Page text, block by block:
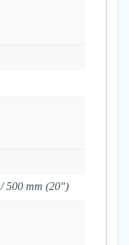
500 mm (20")